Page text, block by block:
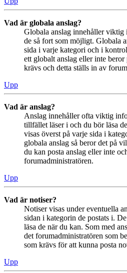
Vad är globala anslag?
Globala anslag innehåller viktig
de så fort som möjligt. Globala
sida i varje kategori och i
ett globalt anslag eller inte
krävs och detta ställs in av
Upp
Vad är anslag?
Anslag innehåller ofta viktig
tillfället läser i och du bör läsa
visas överst på varje sida i
globala anslag så beror det på
du kan posta anslag eller inte
forumadministratören.
Upp
Vad är notiser?
Notiser visas under eventuella
sidan i kategorin de postats i.
läsa de när du kan. Som med
det forumadministratören som
som krävs för att kunna posta
Upp